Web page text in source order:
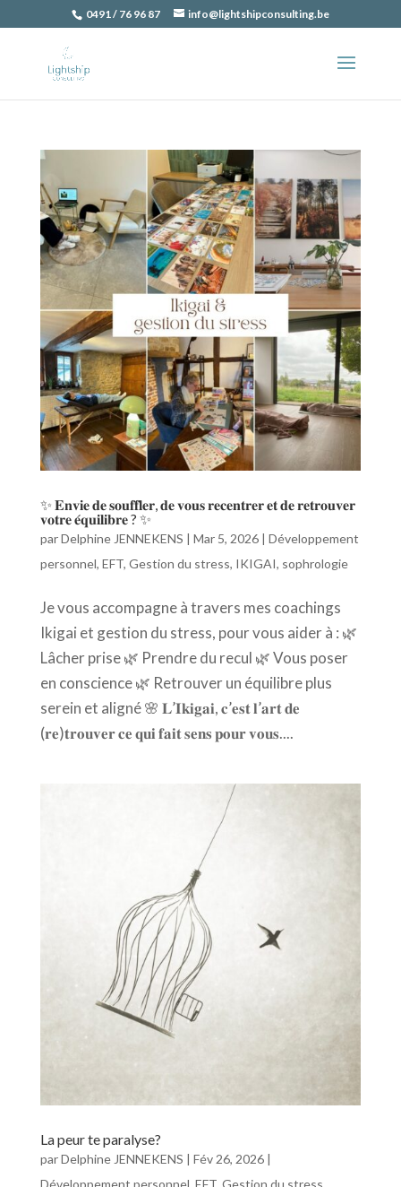
0491 / 76 96 87 info@lightshipconsulting.be
✨ 𝐄𝐧𝐯𝐢𝐞 𝐝𝐞 𝐬𝐨𝐮𝐟𝐟𝐥𝐞𝐫, 𝐝𝐞 𝐯𝐨𝐮𝐬 𝐫𝐞𝐜𝐞𝐧𝐭𝐫𝐞𝐫 𝐞𝐭 𝐝𝐞 𝐫𝐞𝐭𝐫𝐨𝐮𝐯𝐞𝐫
𝐯𝐨𝐭𝐫𝐞 𝐞́𝐪𝐮𝐢𝐥𝐢𝐛𝐫𝐞 ? ✨
parDelphine JENNEKENS | Mar 5, 2026| Développement
personnel, EFT, Gestion du stress, IKIGAI, sophrologie
Je vous accompagne à travers mes coachings
Ikigai et gestion du stress, pour vous aider à : 🌿
Lâcher prise 🌿 Prendre du recul 🌿 Vous poser
en conscience 🌿 Retrouver un équilibre plus
serein et aligné 🌸 𝐋’𝐈𝐤𝐢𝐠𝐚𝐢, 𝐜’𝐞𝐬𝐭 𝐥’𝐚𝐫𝐭 𝐝𝐞
(𝐫𝐞)𝐭𝐫𝐨𝐮𝐯𝐞𝐫 𝐜𝐞 𝐪𝐮𝐢 𝐟𝐚𝐢𝐭 𝐬𝐞𝐧𝐬 𝐩𝐨𝐮𝐫 𝐯𝐨𝐮𝐬....
La peur te paralyse?
parDelphine JENNEKENS | Fév 26, 2026|
Développement personnel, EFT, Gestion du stress